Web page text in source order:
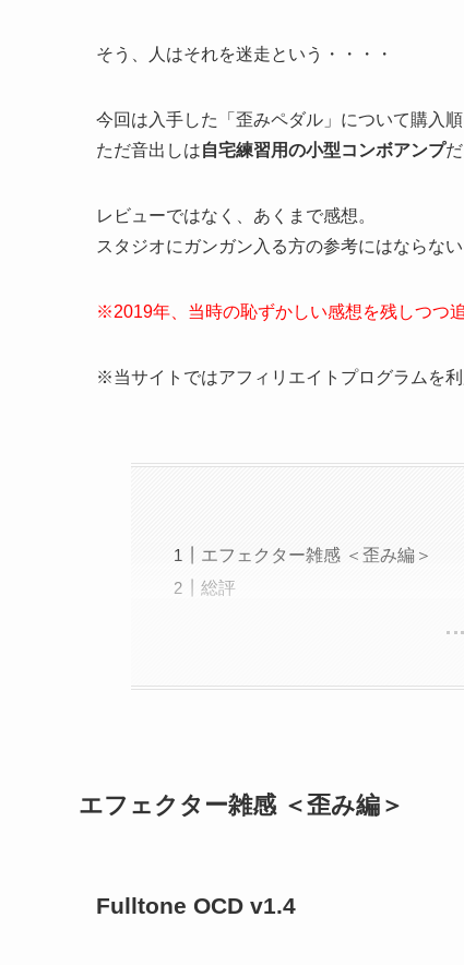
そう、人はそれを迷走という・・・・
今回は入手した「歪みペダル」について購入
ただ音出しは自宅練習用の小型コンボアンプ
レビューではなく、あくまで感想。
スタジオにガンガン入る方の参考にはならな
※2019年、当時の恥ずかしい感想を残しつつ追
※当サイトではアフィリエイトプログラムを利
エフェクター雑感 ＜歪み編＞
総評
エフェクター雑感 ＜歪み編＞
Fulltone OCD v1.4